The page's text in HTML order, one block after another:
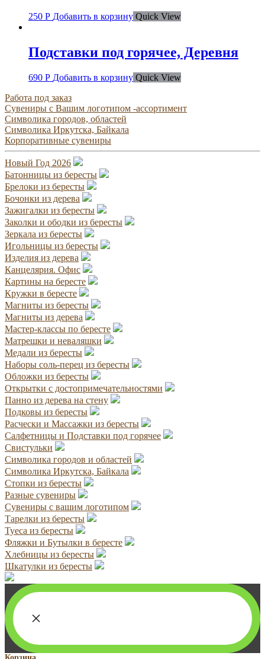
250 Р Добавить в корзину Quick View
Подставки под горячее, Деревня
690 Р Добавить в корзину Quick View
Работа под заказ
Сувениры с Вашим логотипом -ассортимент
Символика городов, областей
Символика Иркутска, Байкала
Корпоративные сувениры
Новый Год 2026
Батонницы из бересты
Брелоки из бересты
Бочонки из дерева
Зажигалки из бересты
Заколки и ободки из бересты
Зеркала из бересты
Игольницы из бересты
Изделия из дерева
Канцелярия. Офис
Картины на бересте
Кружки в бересте
Магниты из бересты
Магниты из дерева
Мастер-классы по бересте
Матрешки и неваляшки
Медали из бересты
Наборы соль-перец из бересты
Обложки из бересты
Открытки с достопримечательностями
Панно из дерева на стену
Подковы из бересты
Расчески и Массажки из бересты
Салфетницы и Подставки под горячее
Свистульки
Символика городов и областей
Символика Иркутска, Байкала
Стопки из бересты
Разные сувениры
Сувениры с вашим логотипом
Тарелки из бересты
Туеса из бересты
Фляжки и Бутылки в бересте
Хлебницы из бересты
Шкатулки из бересты
×